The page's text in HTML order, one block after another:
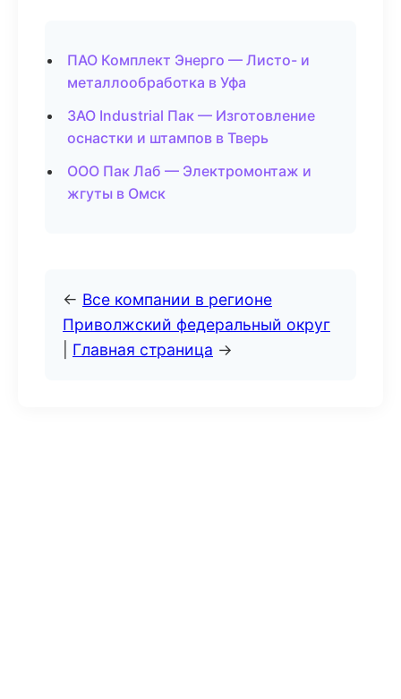
ПАО Комплект Энерго — Листо- и
металлообработка в Уфа
ЗАО Industrial Пак — Изготовление
оснастки и штампов в Тверь
ООО Пак Лаб — Электромонтаж и
жгуты в Омск
← Все компании в регионе
Приволжский федеральный округ
Главная страница →